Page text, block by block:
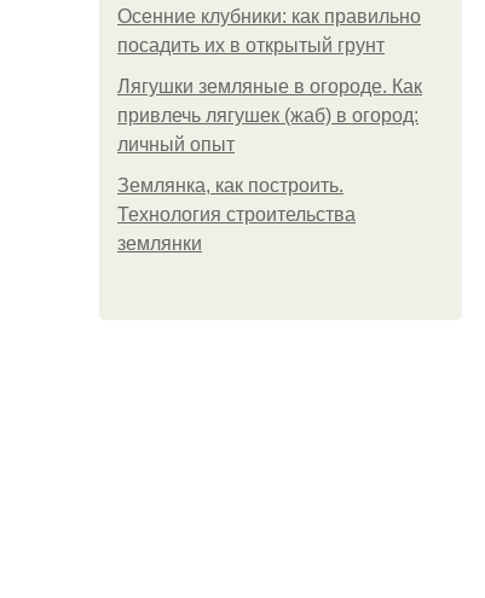
Осенние клубники: как правильно
посадить их в открытый грунт
Лягушки земляные в огороде. Как
привлечь лягушек (жаб) в огород:
личный опыт
Землянка, как построить.
Технология строительства
землянки